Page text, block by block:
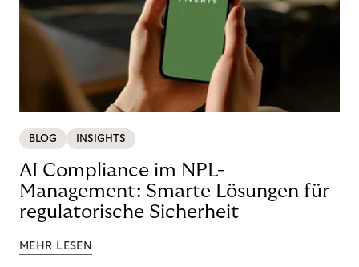
BLOG INSIGHTS
AI Compliance im NPL-
Management: Smarte Lösungen für
regulatorische Sicherheit
MEHR LESEN